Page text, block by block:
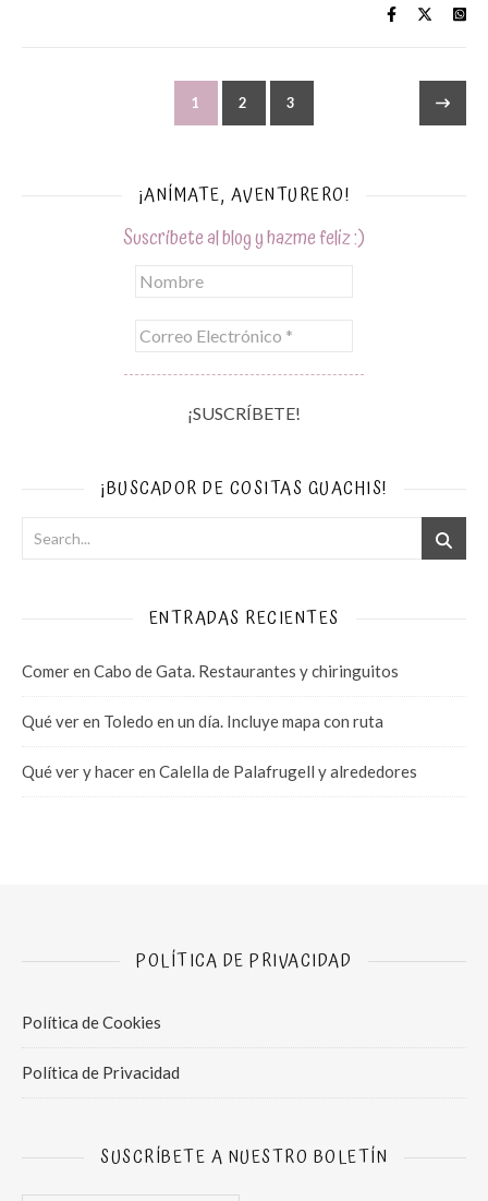
1 2 3
¡ANÍMATE, AVENTURERO!
Suscríbete al blog y hazme feliz :)
¡BUSCADOR DE COSITAS GUACHIS!
ENTRADAS RECIENTES
Comer en Cabo de Gata. Restaurantes y chiringuitos
Qué ver en Toledo en un día. Incluye mapa con ruta
Qué ver y hacer en Calella de Palafrugell y alrededores
POLÍTICA DE PRIVACIDAD
Política de Cookies
Política de Privacidad
SUSCRÍBETE A NUESTRO BOLETÍN